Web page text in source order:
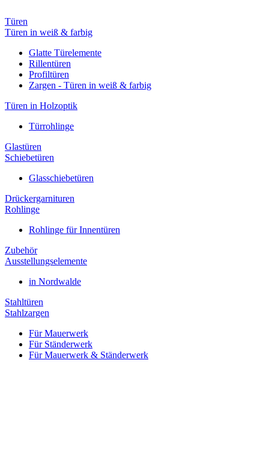
Türen
Türen in weiß & farbig
Glatte Türelemente
Rillentüren
Profiltüren
Zargen - Türen in weiß & farbig
Türen in Holzoptik
Türrohlinge
Glastüren
Schiebetüren
Glasschiebetüren
Drückergarnituren
Rohlinge
Rohlinge für Innentüren
Zubehör
Ausstellungselemente
in Nordwalde
Stahltüren
Stahlzargen
Für Mauerwerk
Für Ständerwerk
Für Mauerwerk & Ständerwerk